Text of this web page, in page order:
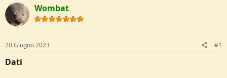
t
o
r
D
i
s
d
i
I
z
Wombat
20 Giugno 2023 #1
Dati